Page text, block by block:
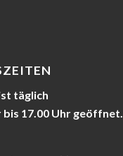
täglich
bis 17.00 Uhr geöffnet.